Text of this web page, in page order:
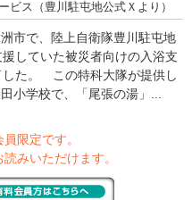
ビス（豊川駐屯地公式Ｘより）
市で、陸上自衛隊豊川駐屯地
していた被災者向けの入浴支
した。 この特科大隊が提供し
小学校で、「尾張の湯」...
限定です。
みいただけます。